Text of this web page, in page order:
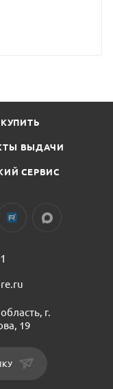
ВЫДАЧИ
СЕРВИС
г.
19